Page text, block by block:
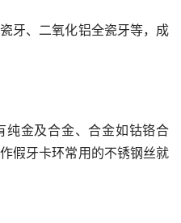
牙、二氧化铝全瓷牙等，成
纯金及合金、合金如钴铬合
假牙卡环常用的不锈钢丝就